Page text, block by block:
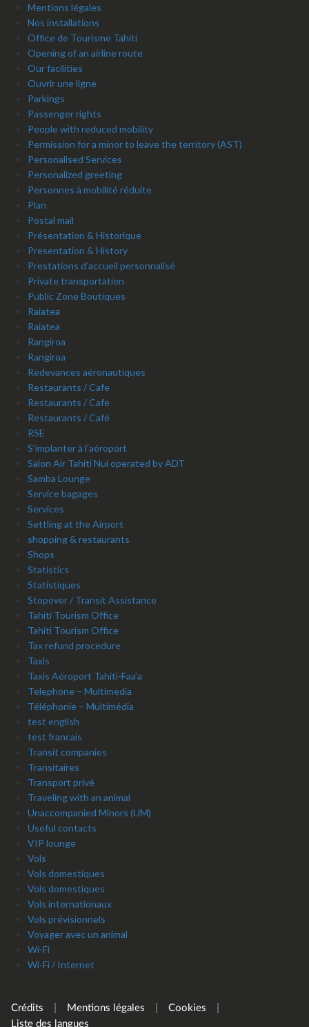
Mentions légales
Nos installations
Office de Tourisme Tahiti
Opening of an airline route
Our facilities
Ouvrir une ligne
Parkings
Passenger rights
People with reduced mobility
Permission for a minor to leave the territory (AST)
Personalised Services
Personalized greeting
Personnes à mobilité réduite
Plan
Postal mail
Présentation & Historique
Presentation & History
Prestations d’accueil personnalisé
Private transportation
Public Zone Boutiques
Raiatea
Raiatea
Rangiroa
Rangiroa
Redevances aéronautiques
Restaurants / Cafe
Restaurants / Cafe
Restaurants / Café
RSE
S’implanter à l’aéroport
Salon Air Tahiti Nui operated by ADT
Samba Lounge
Service bagages
Services
Settling at the Airport
shopping & restaurants
Shops
Statistics
Statistiques
Stopover / Transit Assistance
Tahiti Tourism Office
Tahiti Tourism Office
Tax refund procedure
Taxis
Taxis Aéroport Tahiti-Faa’a
Telephone – Multimedia
Téléphonie – Multimédia
test english
test francais
Transit companies
Transitaires
Transport privé
Traveling with an animal
Unaccompanied Minors (UM)
Useful contacts
VIP lounge
Vols
Vols domestiques
Vols domestiques
Vols internationaux
Vols prévisionnels
Voyager avec un animal
Wi-Fi
Wi-Fi / Internet
Crédits Mentions légales
Cookies
Liste des langues